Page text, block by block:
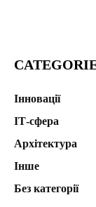
Інновації
ІТ-сфера
Архітектура
Інше
Без категорії